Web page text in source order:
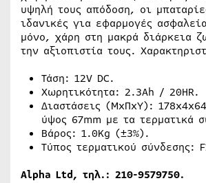
υψηλή τους απόδοση, οι
ιδανικές για εφαρμογές
μόνο, χάρη στη μακρά διάρκεια
την αξιοπιστία τους.
Τάση: 12V DC.
Χωρητικότητα: 2.3Ah / 20HR.
Διαστάσεις (ΜxΠxΥ):
ύψος 67mm με τα τερματικά
Βάρος: 1.0Kg (±3%).
Τύπος τερματικού σύνδεσης:
Alpha Ltd, τηλ.: 210-9579750.